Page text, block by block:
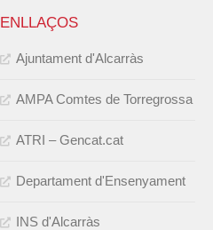
ENLLAÇOS
Ajuntament d'Alcarràs
AMPA Comtes de Torregrossa
ATRI – Gencat.cat
Departament d'Ensenyament
INS d'Alcarràs